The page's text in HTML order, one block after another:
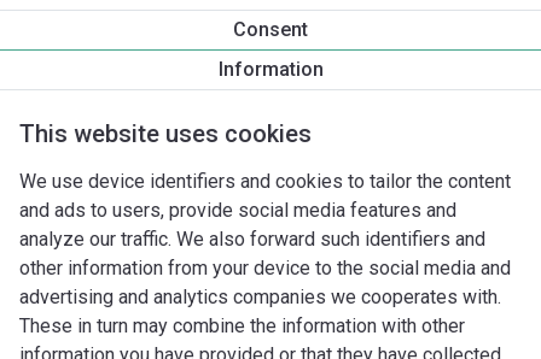
Consent
Information
This website uses cookies
We use device identifiers and cookies to tailor the content
and ads to users, provide social media features and
analyze our traffic. We also forward such identifiers and
other information from your device to the social media and
advertising and analytics companies we cooperates with.
These in turn may combine the information with other
Produktinformation
Rexa MINI3 V04.13/M08-523/A-5m